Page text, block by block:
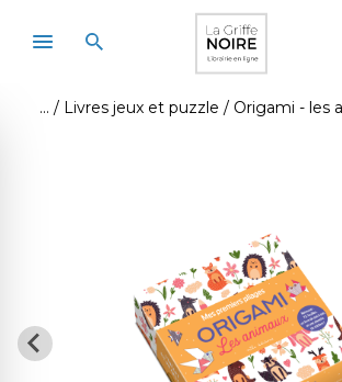
Livres jeux et puzzle